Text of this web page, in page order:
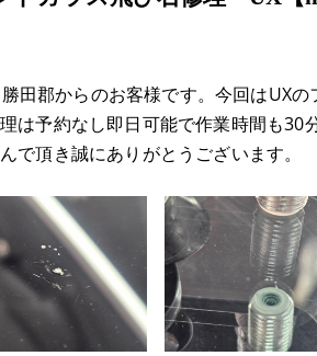
田郡からのお客様です。今回はUX
は予約なし即日可能で作業時間も30
で頂き誠にありがとうございます。